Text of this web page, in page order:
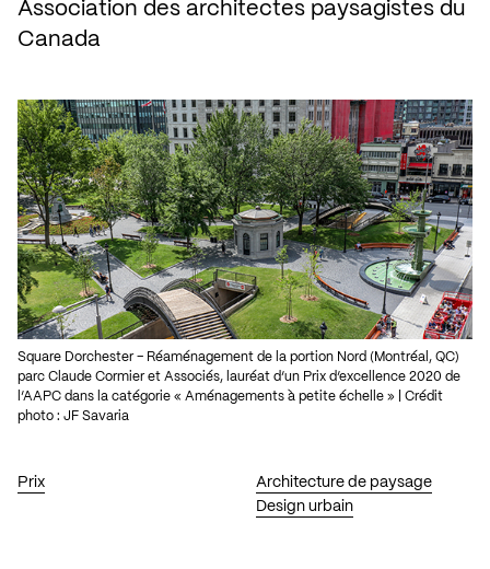
Association des architectes paysagistes du
Canada
Prix
Architecture de paysage
Design urbain
Square Dorchester – Réaménagement de la portion Nord (Montréal, QC)
parc Claude Cormier et Associés, lauréat d’un Prix d’excellence 2020 de
l’AAPC dans la catégorie « Aménagements à petite échelle » | Crédit
photo : JF Savaria